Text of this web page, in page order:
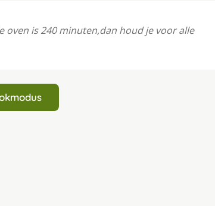
oven is 240 minuten,dan houd je voor alle